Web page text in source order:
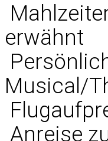

erwähnt

Musical/

 Anreise